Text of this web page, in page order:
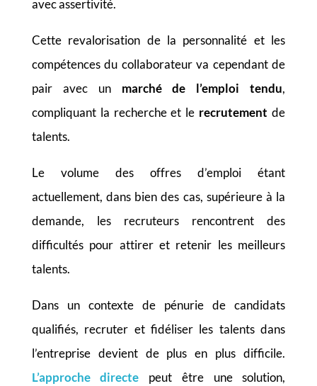
avec assertivité.
Cette revalorisation de la personnalité et les
compétences du collaborateur va cependant de
pair avec un marché de l’emploi tendu,
compliquant la recherche et le recrutement de
talents.
Le volume des offres d’emploi étant
actuellement, dans bien des cas, supérieure à la
demande, les recruteurs rencontrent des
difficultés pour attirer et retenir les meilleurs
talents.
Dans un contexte de pénurie de candidats
qualifiés, recruter et fidéliser les talents dans
l’entreprise devient de plus en plus difficile.
L’approche directe
peut être une solution,